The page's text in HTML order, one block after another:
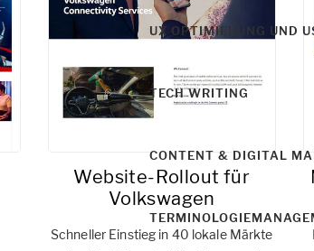
UX OPTIMIERUNG UND
TECH WRITING
CONTENT & DIGITAL
Website-Rollout für
Volkswagen
Schneller Einstieg in 40 lokale Märkte